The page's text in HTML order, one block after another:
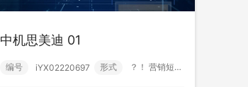
HB-MXJ43牛肉板面料
中机思美迪 01
编号 iYX02220697 形式 ？！ 营销短视频; 中级款; 机械设备; 特效包装...